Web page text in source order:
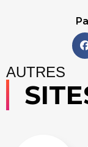
AUTRES